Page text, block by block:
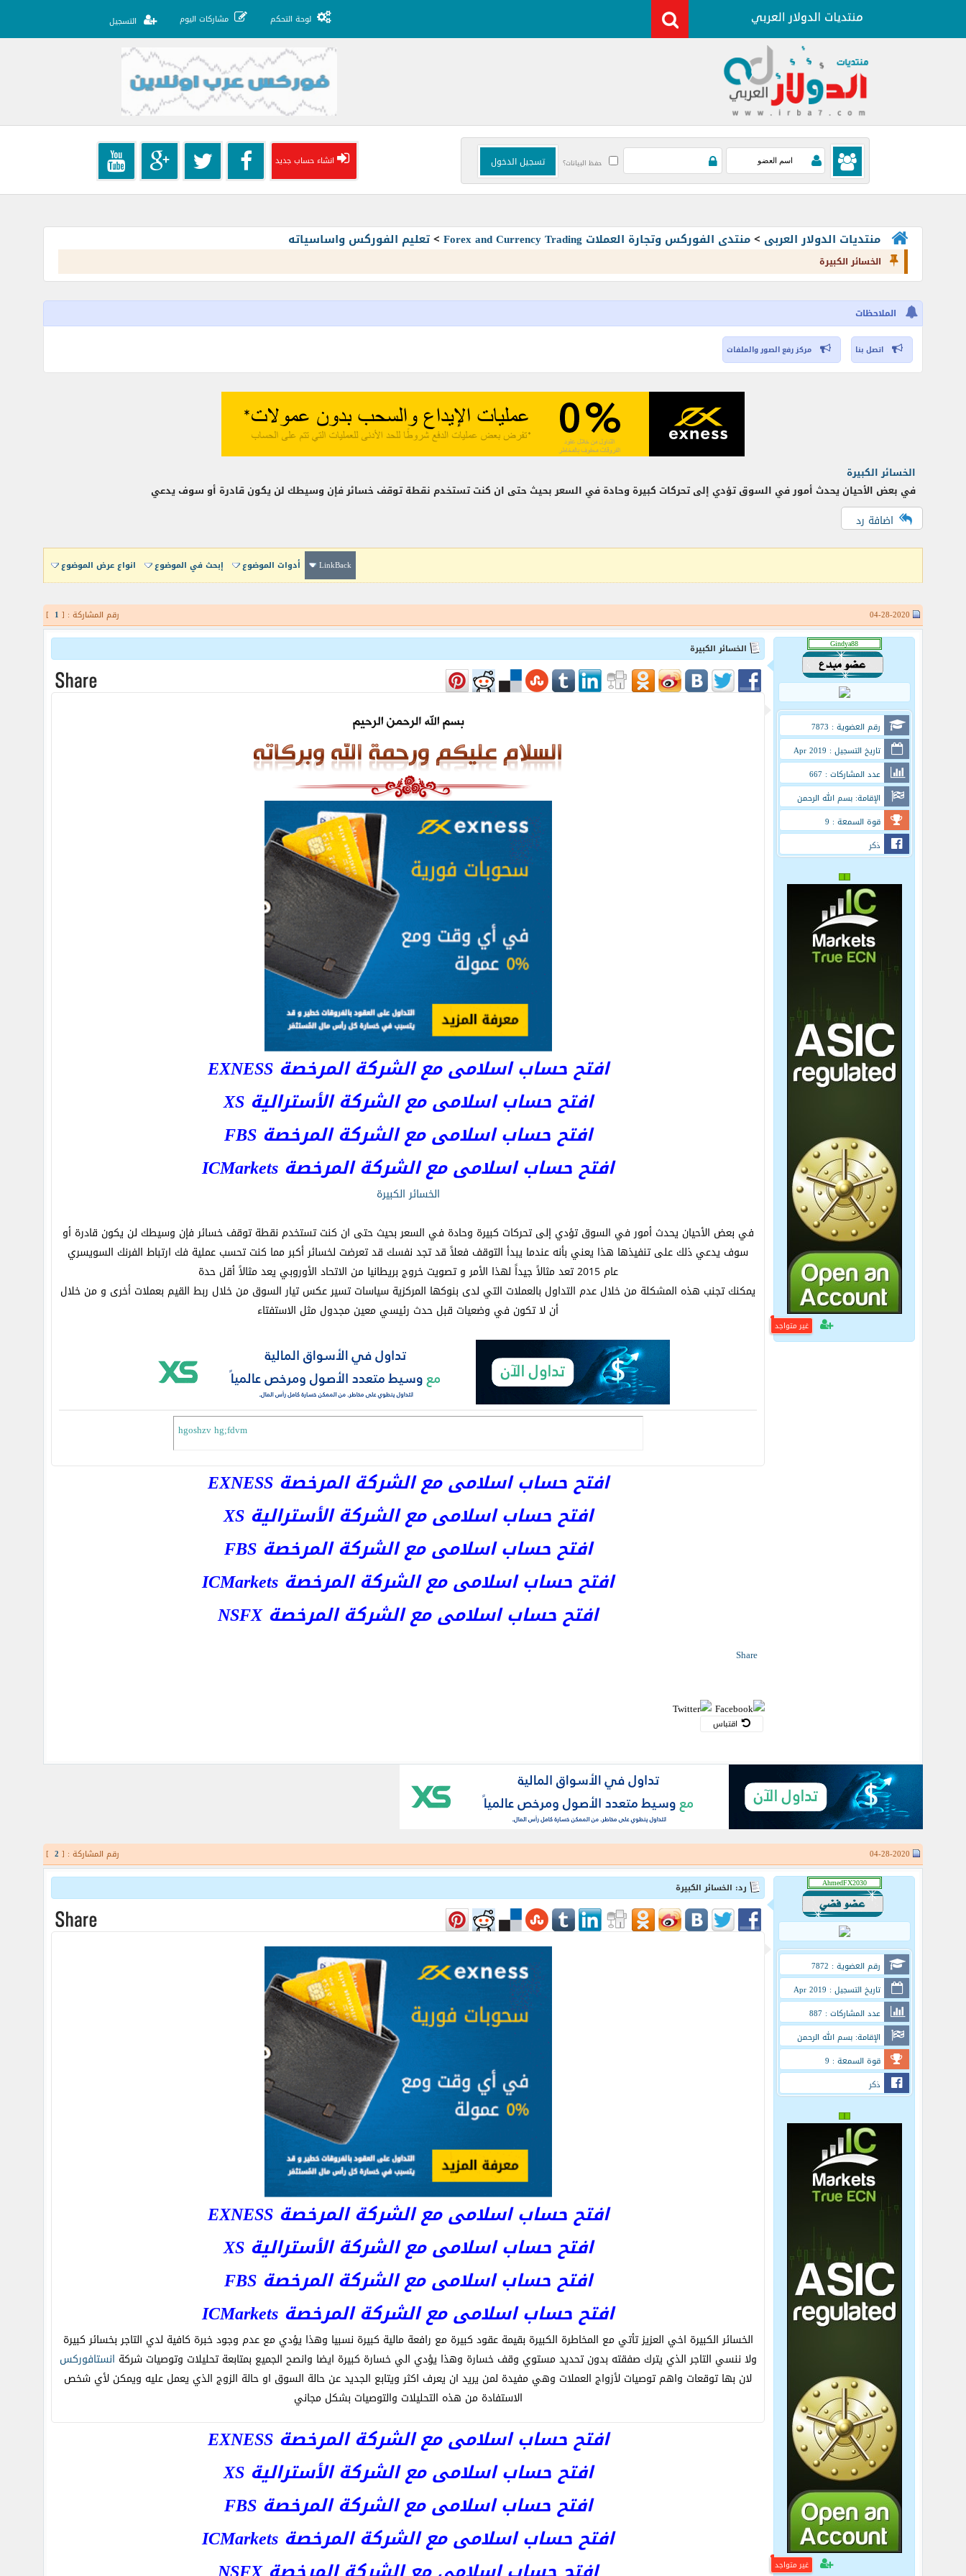
لوحة التحكم مشاركات اليوم التسجيل
حفظ البيانات؟ انشاء حساب جديد
منتديات الدولار العربى >منتدى الفوركس وتجارة العملات Forex and Currency Trading >تعليم الفوركس واساسياته
الخسائر الكبيرة
الملاحظات
اتصل بنا مركز رفع الصور والملفات
الخسائر الكبيرة
في بعض الأحيان يحدث أمور في السوق تؤدي إلى تحركات كبيرة وحادة في السعر بحيث حتى ان كنت تستخدم نقطة توقف خسائر فإن وسيطك لن يكون قادرة أو سوف يدعي
اضافة رد
LinkBack أدوات الموضوع إبحث في الموضوع انواع عرض الموضوع
رقم المشاركة : [ 1
]
رقم العضوية : 7873
تاريخ التسجيل : Apr 2019
عدد المشاركات : 667
الإقامة: بسم الله الرحمن
الرحيم
قوة السمعة : 9
ذكر
غير متواجد
الخسائر الكبيرة
افتح حساب اسلامى مع الشركة المرخصة EXNESS
افتح حساب اسلامى مع الشركة الأسترالية XS
افتح حساب اسلامى مع الشركة المرخصة FBS
افتح حساب اسلامى مع الشركة المرخصة ICMarkets
الخسائر الكبيرة
في بعض الأحيان يحدث أمور في السوق تؤدي إلى تحركات كبيرة وحادة في السعر بحيث حتى ان كنت تستخدم نقطة توقف خسائر فإن وسيطك لن يكون قادرة أو
سوف يدعي ذلك على تنفيذها هذا يعني بأنه عندما يبدأ التوقف فعلاً قد تجد نفسك قد تعرضت لخسائر أكبر مما كنت تحسب عملية فك ارتباط الفرنك السويسري
عام 2015 تعد مثالاً جيداً لهذا الأمر و تصويت خروج بريطانيا من الاتحاد الأوروبي يعد مثالاً أقل حدة
يمكنك تجنب هذه المشكلة من خلال عدم التداول بالعملات التي لدى بنوكها المركزية سياسات تسير عكس تيار السوق من خلال ربط القيم بعملات أخرى و من خلال
أن لا تكون في وضعيات قبل حدث رئيسي معين مجدول مثل الاستفتاء
hgoshzv hg;fdvm
افتح حساب اسلامى مع الشركة المرخصة EXNESS
افتح حساب اسلامى مع الشركة الأسترالية XS
افتح حساب اسلامى مع الشركة المرخصة FBS
افتح حساب اسلامى مع الشركة المرخصة ICMarkets
افتح حساب اسلامى مع الشركة المرخصة NSFX
Share
اقتباس
رقم المشاركة : [ 2
]
رقم العضوية : 7872
تاريخ التسجيل : Apr 2019
عدد المشاركات : 887
الإقامة: بسم الله الرحمن
الرحيم
قوة السمعة : 9
ذكر
غير متواجد
رد: الخسائر الكبيرة
افتح حساب اسلامى مع الشركة المرخصة EXNESS
افتح حساب اسلامى مع الشركة الأسترالية XS
افتح حساب اسلامى مع الشركة المرخصة FBS
افتح حساب اسلامى مع الشركة المرخصة ICMarkets
الخسائر الكبيرة اخي العزيز تأتي مع المخاطرة الكبيرة بقيمة عقود كبيرة مع رافعة مالية كبيرة نسبيا وهذا يؤدي مع عدم وجود خبرة كافية لدي التاجر بخسائر كبيرة
ولا ننسي التاجر الذي يترك صفقته بدون تحديد مستوي وقف خسارة وهذا يؤدي الي خسارة كبيرة ايضا وانصح الجميع بمتابعة تحليلات وتوصيات شركة انستافوركس
لان بها توقعات واهم توصيات لأزواج العملات وهي مفيدة لمن يريد ان يعرف اكثر ويتابع الجديد عن حالة السوق او حالة الزوج الذي يعمل عليه ويمكن لأي شخص
الاستفادة من هذه التحليلات والتوصيات بشكل مجاني
افتح حساب اسلامى مع الشركة المرخصة EXNESS
افتح حساب اسلامى مع الشركة الأسترالية XS
افتح حساب اسلامى مع الشركة المرخصة FBS
افتح حساب اسلامى مع الشركة المرخصة ICMarkets